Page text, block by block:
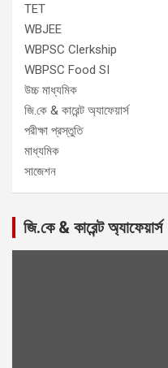
TET
WBJEE
WBPSC Clerkship
WBPSC Food SI
উচ্চ মাধ্যমিক
জি.কে & কারেন্ট অ্যাফেয়ার্স
পরীক্ষা প্রস্তুতি
মাধ্যমিক
সাজেশন
জি.কে & কারেন্ট অ্যাফেয়ার্স